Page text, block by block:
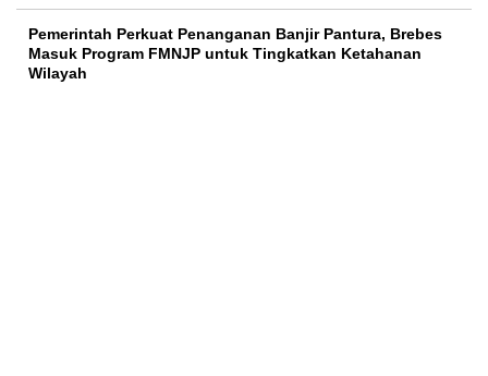
Pemerintah Perkuat Penanganan Banjir Pantura, Brebes
Masuk Program FMNJP untuk Tingkatkan Ketahanan
Wilayah